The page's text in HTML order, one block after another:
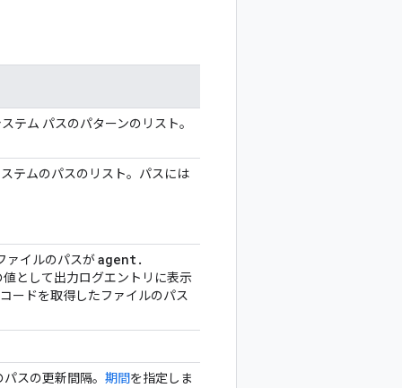
テム パスのパターンのリスト。
テムのパスのリスト。パスには
ァイルのパスがagent.
値として出力ログエントリに表示
ードを取得したファイルのパス
スの更新間隔。 期間を指定しま